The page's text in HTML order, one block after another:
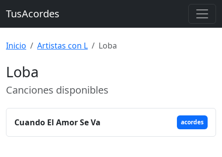
TusAcordes
Inicio Artistas con L Loba
Loba
Canciones disponibles
Cuando El Amor Se Va acordes